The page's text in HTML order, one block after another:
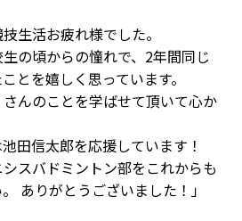
生活お疲れ様でした。
の頃からの憧れで、2年間同じ
とを嬉しく思っています。
んのことを学ばせて頂いて心か
田信太郎を応援しています！
スバドミントン部をこれからも
ありがとうございました！」